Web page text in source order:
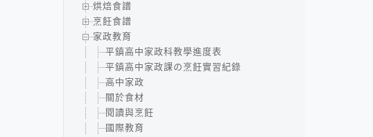
烘焙食譜
烹飪食譜
家政教育
平鎮高中家政科教學進度表
平鎮高中家政課の烹飪實習紀錄
高中家政
關於食材
閱讀與烹飪
國際教育